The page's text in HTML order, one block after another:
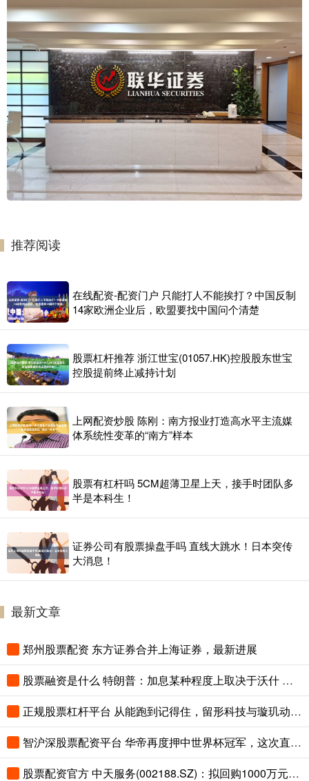
推荐阅读
在线配资-配资门户 只能打人不能挨打？中国反制
14家欧洲企业后，欧盟要找中国问个清楚
股票杠杆推荐 浙江世宝(01057.HK)控股股东世宝
控股提前终止减持计划
上网配资炒股 陈刚：南方报业打造高水平主流媒
体系统性变革的“南方”样本
股票有杠杆吗 5CM超薄卫星上天，接手时团队多
半是本科生！
证券公司有股票操盘手吗 直线大跳水！日本突传
大消息！
最新文章
郑州股票配资 东方证券合并上海证券，最新进展
股票融资是什么 特朗普：加息某种程度上取决于沃什 但并非完全取决于他
正规股票杠杆平台 从能跑到记得住，留形科技与璇玑动力签约2万套四足机器人
智沪深股票配资平台 华帝再度押中世界杯冠军，这次直播抽金球
股票配资官方 中天服务(002188.SZ)：拟回购1000万元-1500万元公司股份